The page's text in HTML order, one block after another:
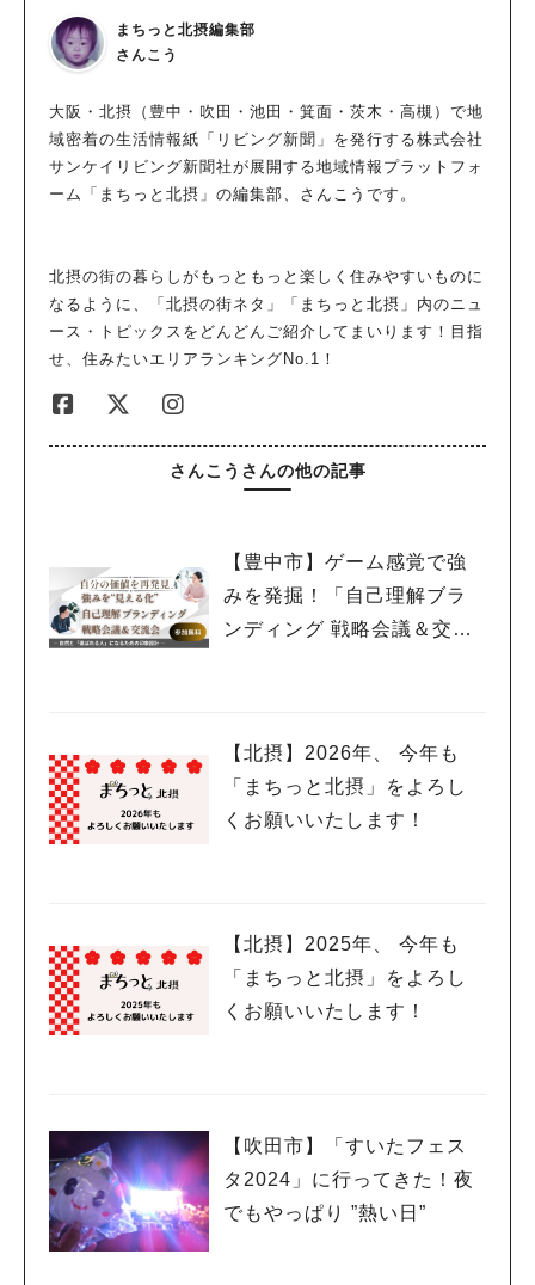
まちっと北摂編集部
さんこう
大阪・北摂（豊中・吹田・池田・箕面・茨木・高槻）で地
域密着の生活情報紙「リビング新聞」を発行する株式会社
サンケイリビング新聞社が展開する地域情報プラットフォ
ーム「まちっと北摂」の編集部、さんこうです。
北摂の街の暮らしがもっともっと楽しく住みやすいものに
なるように、「北摂の街ネタ」「まちっと北摂」内のニュ
ース・トピックスをどんどんご紹介してまいります！目指
せ、住みたいエリアランキングNo.1！
さんこうさんの他の記事
【豊中市】ゲーム感覚で強
みを発掘！「自己理解ブラ
ンディング 戦略会議＆交流
【北摂】2026年、 今年も
「まちっと北摂」をよろし
くお願いいたします！
【北摂】2025年、 今年も
「まちっと北摂」をよろし
くお願いいたします！
【吹田市】「すいたフェス
タ2024」に行ってきた！夜
でもやっぱり ”熱い日”